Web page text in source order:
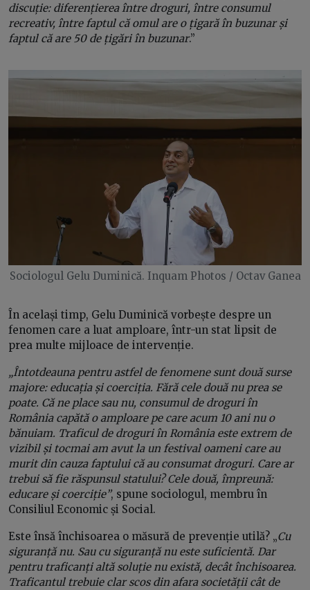
discuție: diferențierea între droguri, între consumul
recreativ, între faptul că omul are o țigară în buzunar și
faptul că are 50 de țigări în buzunar.”
Sociologul Gelu Duminică. Inquam Photos / Octav Ganea
În același timp, Gelu Duminică vorbește despre un
fenomen care a luat amploare, într-un stat lipsit de
prea multe mijloace de intervenție.
„Întotdeauna pentru astfel de fenomene sunt două surse
majore: educația și coerciția. Fără cele două nu prea se
poate. Că ne place sau nu, consumul de droguri în
România capătă o amploare pe care acum 10 ani nu o
bănuiam. Traficul de droguri în România este extrem de
vizibil și tocmai am avut la un festival oameni care au
murit din cauza faptului că au consumat droguri. Care ar
trebui să fie răspunsul statului? Cele două, împreună:
educare și coerciție”, spune sociologul, membru în
Consiliul Economic și Social.
Este însă închisoarea o măsură de prevenție utilă? „Cu
siguranță nu. Sau cu siguranță nu este suficientă. Dar
pentru traficanți altă soluție nu există, decât închisoarea.
Traficantul trebuie clar scos din afara societății cât de